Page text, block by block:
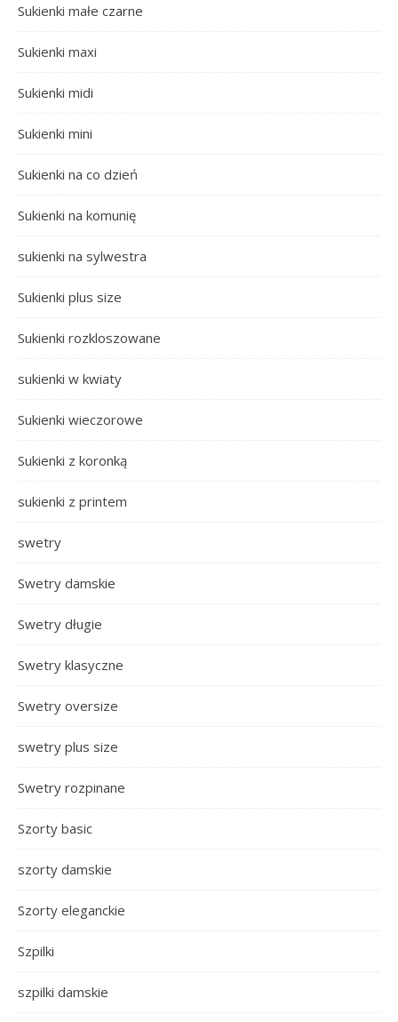
Sukienki małe czarne
Sukienki maxi
Sukienki midi
Sukienki mini
Sukienki na co dzień
Sukienki na komunię
sukienki na sylwestra
Sukienki plus size
Sukienki rozkloszowane
sukienki w kwiaty
Sukienki wieczorowe
Sukienki z koronką
sukienki z printem
swetry
Swetry damskie
Swetry długie
Swetry klasyczne
Swetry oversize
swetry plus size
Swetry rozpinane
Szorty basic
szorty damskie
Szorty eleganckie
Szpilki
szpilki damskie